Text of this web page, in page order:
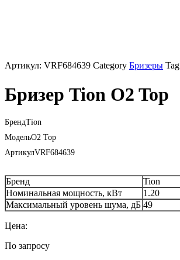
Артикул: VRF684639 Category Бризеры Tag
Бризер Tion O2 Top
БрендTion
МодельO2 Top
АртикулVRF684639
Бренд
Tion
Номинальная мощность, кВт
1.20
Максимальный уровень шума, дБ 49
Цена:
По запросу